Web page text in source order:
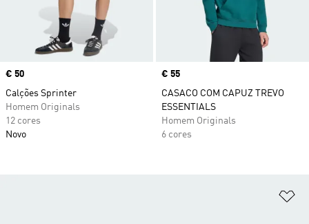
Price
€ 50
Calções Sprinter
Homem Originals
12 cores
Novo
Price
€ 55
CASACO COM CAPUZ TREVO
ESSENTIALS
Homem Originals
6 cores